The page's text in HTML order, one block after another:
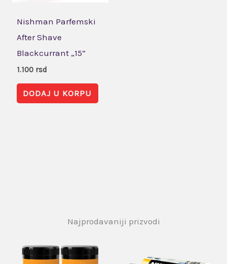
Nishman Parfemski
After Shave
Blackcurrant „15“
1.100 rsd
DODAJ U KORPU
Najprodavaniji prizvodi